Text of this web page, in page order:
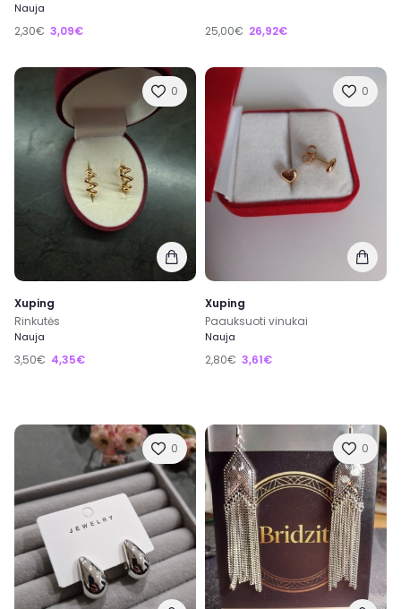
Nauja
2,30€ 3,09€ 25,00€ 26,92€
0
Xuping
Rinkutės
Nauja
3,50€ 4,35€
0
Xuping
Paauksuoti vinukai
Nauja
2,80€ 3,61€
0 0